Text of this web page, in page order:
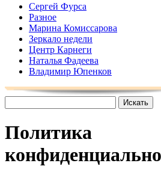
Сергей Фурса
Разное
Марина Комиссарова
Зеркало недели
Центр Карнеги
Наталья Фадеева
Владимир Юпенков
Политика